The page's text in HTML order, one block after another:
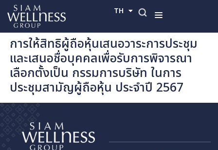
TH
EN
การให้สิทธิผู้ถือหุ้นเสนอวาระการประชุม
และเสนอชื่อบุคคลเพื่อรับการพิจารณา
เลือกตั้งเป็น กรรมการบริษัท ในการ
ประชุมสามัญผู้ถือหุ้น ประจำปี 2567